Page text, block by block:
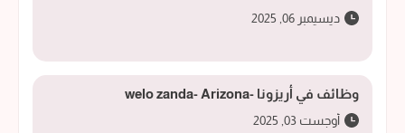
ديسيمبر 06, 2025
وظائف في أريزونا -welo zanda- Arizona
أوجست 03, 2025